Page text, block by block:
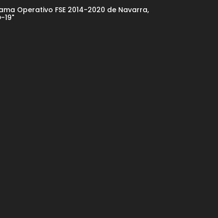
Operativo FSE 2014-2020 de Navarra,
19"